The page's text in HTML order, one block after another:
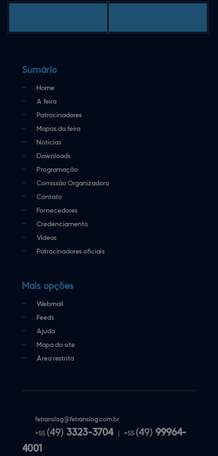
Sumário
Home
A feira
Patrocinadores
Mapas da feira
Notícias
Downloads
Programação
Comissão Organizadora
Contato
Fornecedores
Credenciamento
Vídeos
Patrocinadores oficiais
Mais opções
Webmail
Feeds
Ajuda
Mapa do site
Área restrita
fetranslog@fetranslog.com.br
+55 (49) 3323-3704 +55 (49) 99964-
4001